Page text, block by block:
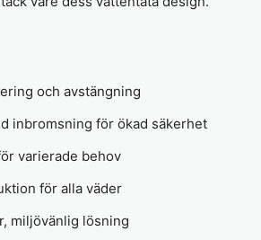
och avstängning
inbromsning för ökad säkerhet
varierade behov
för alla väder
miljövänlig lösning